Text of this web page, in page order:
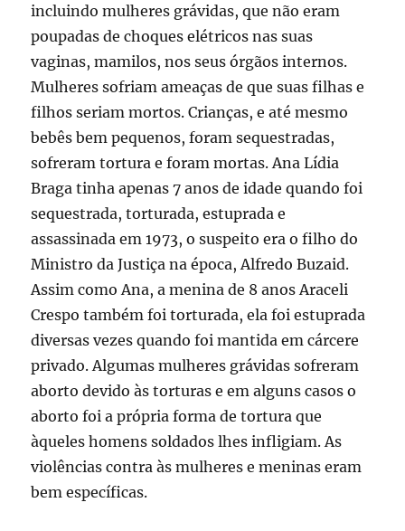
incluindo mulheres grávidas, que não eram
poupadas de choques elétricos nas suas
vaginas, mamilos, nos seus órgãos internos.
Mulheres sofriam ameaças de que suas filhas e
filhos seriam mortos. Crianças, e até mesmo
bebês bem pequenos, foram sequestradas,
sofreram tortura e foram mortas. Ana Lídia
Braga tinha apenas 7 anos de idade quando foi
sequestrada, torturada, estuprada e
assassinada em 1973, o suspeito era o filho do
Ministro da Justiça na época, Alfredo Buzaid.
Assim como Ana, a menina de 8 anos Araceli
Crespo também foi torturada, ela foi estuprada
diversas vezes quando foi mantida em cárcere
privado. Algumas mulheres grávidas sofreram
aborto devido às torturas e em alguns casos o
aborto foi a própria forma de tortura que
àqueles homens soldados lhes infligiam. As
violências contra às mulheres e meninas eram
bem específicas.